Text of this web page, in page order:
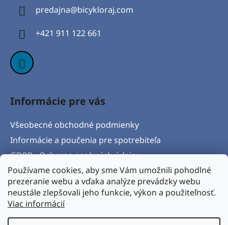
Používame cookies, aby sme Vám umožnili pohodlné
prezeranie webu a vďaka analýze prevádzky webu
neustále zlepšovali jeho funkcie, výkon a použiteľnosť.
Viac informácií
predajna@bicykloraj.com
+421 911 122 661
Informácie pre vás
Všeobecné obchodné podmienky
Informácie a poučenia pre spotrebiteľa
GDPR - Ochrana osobných údajov
Formulár na odstúpenie od zmluvy
Postup pri vytknutí vady produktu a Reklamačný
protokol